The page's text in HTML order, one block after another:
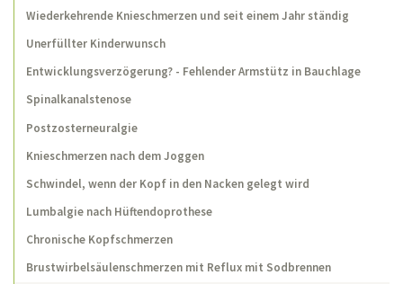
Schwindel und Kribbeln in den Fingern,
Adduktorenzerrung
Schmerzen zwischen den Schulterblättern
3-Monats-Koliken und Vorzugshaltungen des
Lebenslauf
Publikationen
Home
Wiederkehrende Knieschmerzen und seit einem Jahr ständig
Unerfüllter Kinderwunsch
Entwicklungsverzögerung? - Fehlender Armstütz in Bauchlage
Spinalkanalstenose
Postzosterneuralgie
Knieschmerzen nach dem Joggen
Schwindel, wenn der Kopf in den Nacken gelegt wird
Lumbalgie nach Hüftendoprothese
Chronische Kopfschmerzen
Brustwirbelsäulenschmerzen mit Reflux mit Sodbrennen